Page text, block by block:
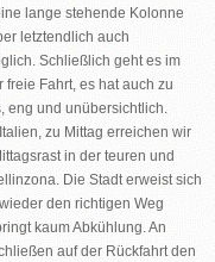
lange stehende Kolonne
letztendlich auch
Schließlich geht es im
Fahrt, es hat auch zu
eng und unübersichtlich.
zu Mittag erreichen wir
in der teuren und
Die Stadt erweist sich
den richtigen Weg
kaum Abkühlung. An
auf der Rückfahrt den